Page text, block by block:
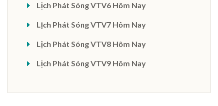
Lịch Phát Sóng VTV6 Hôm Nay
Lịch Phát Sóng VTV7 Hôm Nay
Lịch Phát Sóng VTV8 Hôm Nay
Lịch Phát Sóng VTV9 Hôm Nay